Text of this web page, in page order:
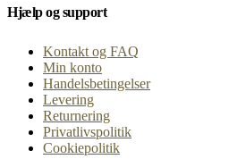
Hjælp og support
Kontakt og FAQ
Min konto
Handelsbetingelser
Levering
Returnering
Privatlivspolitik
Cookiepolitik